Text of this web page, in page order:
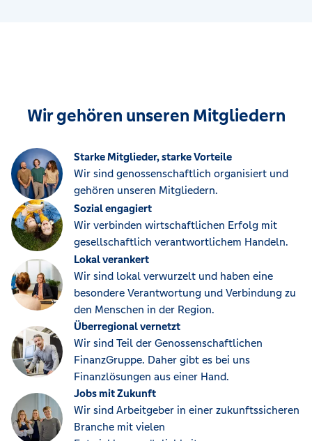
Wir gehören unseren Mitgliedern
Starke Mitglieder, starke Vorteile
Wir sind genossenschaftlich organisiert und
gehören unseren Mitgliedern.
Sozial engagiert
Wir verbinden wirtschaftlichen Erfolg mit
gesellschaftlich verantwortlichem Handeln.
Lokal verankert
Wir sind lokal verwurzelt und haben eine
besondere Verantwortung und Verbindung zu
den Menschen in der Region.
Überregional vernetzt
Wir sind Teil der Genossenschaftlichen
FinanzGruppe. Daher gibt es bei uns
Finanzlösungen aus einer Hand.
Jobs mit Zukunft
Wir sind Arbeitgeber in einer zukunftssicheren
Branche mit vielen